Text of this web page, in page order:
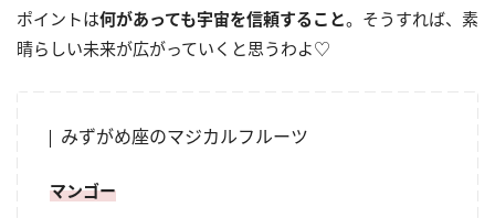
ポイントは何があっても宇宙を信頼すること。そうすれば、素
晴らしい未来が広がっていくと思うわよ♡
みずがめ座のマジカルフルーツ
マンゴー